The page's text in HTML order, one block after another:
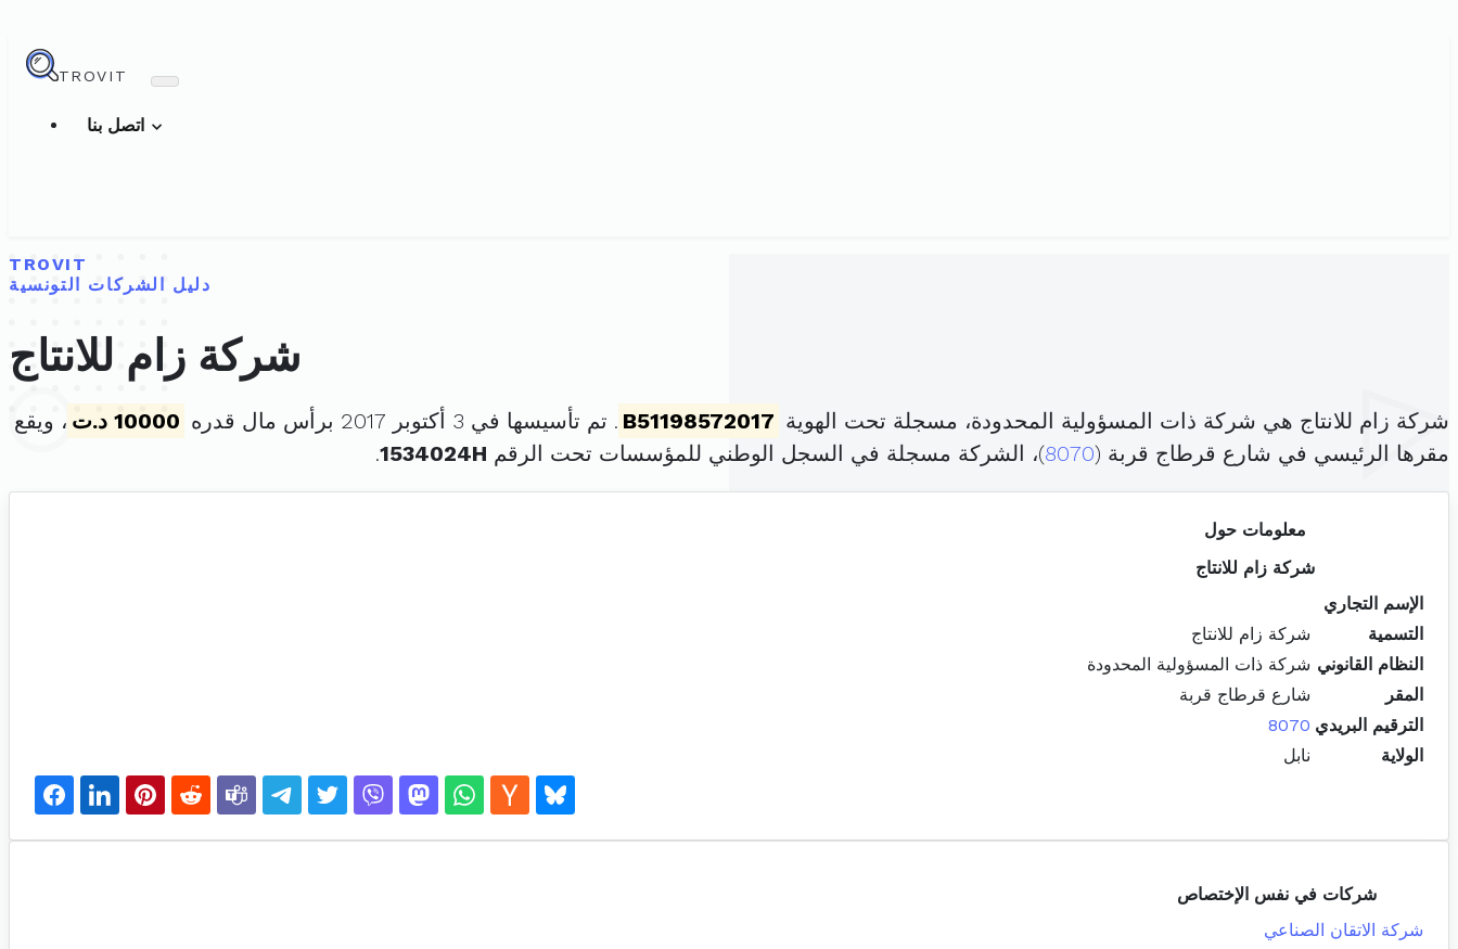
TROVIT
TROVIT
دليل الشركات التونسية
شركة زام للانتاج
شركة زام للانتاج هي شركة ذات المسؤولية المحدودة، مسجلة تحت الهوية B51198572017 . تم تأسيسها في 3 أكتوبر 2017 برأس مال قدره 10000 د.ت
، ويقع
مقرها الرئيسي في شارع قرطاج قربة (8070)، الشركة مسجلة في السجل الوطني للمؤسسات تحت الرقم 1534024H
.
معلومات حول
شركة زام للانتاج
الإسم التجاري
التسمية
شركة زام للانتاج
النظام القانوني شركة ذات المسؤولية المحدودة
المقر
شارع قرطاج قربة
الترقيم البريدي 8070
الولاية
نابل
شركات في نفس الإختصاص
شركة الاتقان الصناعي